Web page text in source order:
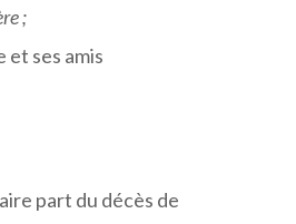
;
et ses amis
part du décès de